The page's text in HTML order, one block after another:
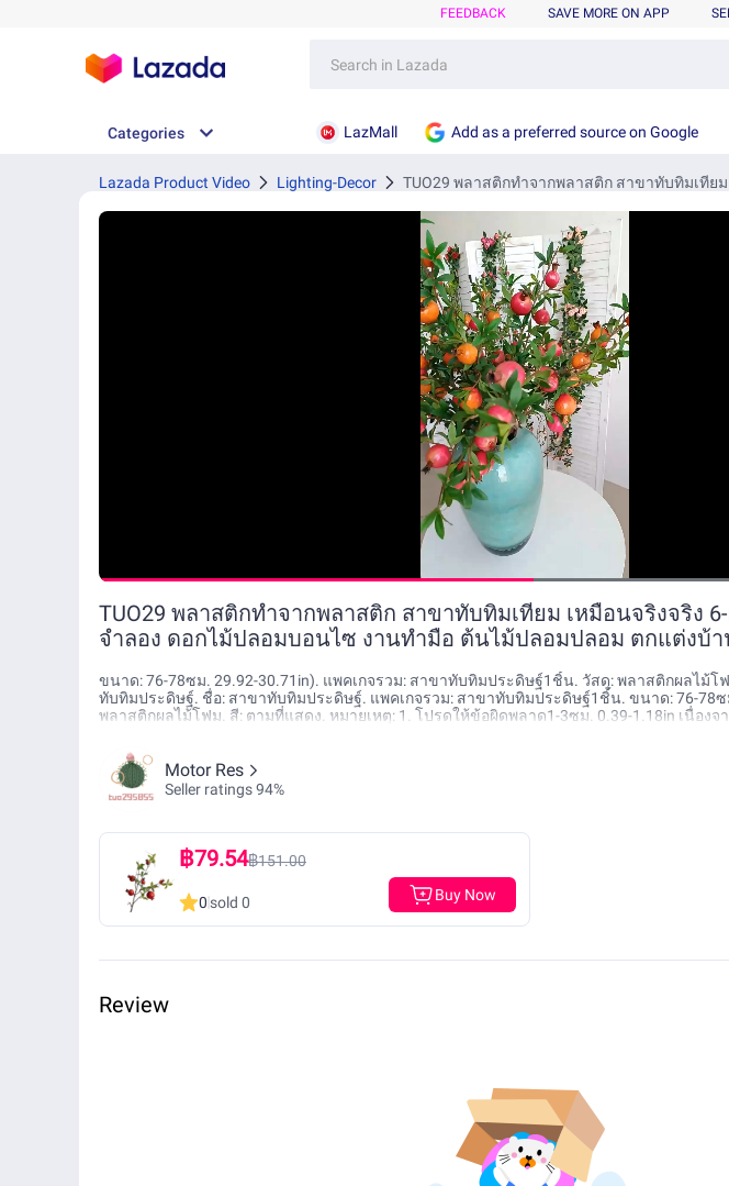
FEEDBACK SAVE MORE ON APP
Categories LazMall Add as a preferred source on Google
Lazada Product Video Lighting-Decor
TUO29 พลาสติกทำจากพลาสติก สาขาทับทิมเทียม เหมือนจริงจริง
จำลอง ดอกไม้ปลอมบอนไซ งานทำมือ ต้นไม้ปลอมปลอม ตกแต่งบ้า
ขนาด: 76-78ซม. 29.92-30.71in). แพคเกจรวม: สาขาทับทิมประดิษฐ์1ชิ้น. วัสดุ: พลาสติกผลไม้โ
ทับทิมประดิษฐ์. ชื่อ: สาขาทับทิมประดิษฐ์. แพคเกจรวม: สาขาทับทิมประดิษฐ์1ชิ้น. ขนาด: 76-78ซ
พลาสติกผลไม้โฟม. สี: ตามที่แสดง. หมายเหตุ: 1. โปรดให้ข้อผิดพลาด1-3ซม. 0.39-1.18in เนื่องจา
Motor Res
Seller ratings 94%
฿79.54฿151.00
0sold 0 Buy Now
Review